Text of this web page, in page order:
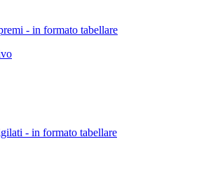
- in formato tabellare
- in formato tabellare